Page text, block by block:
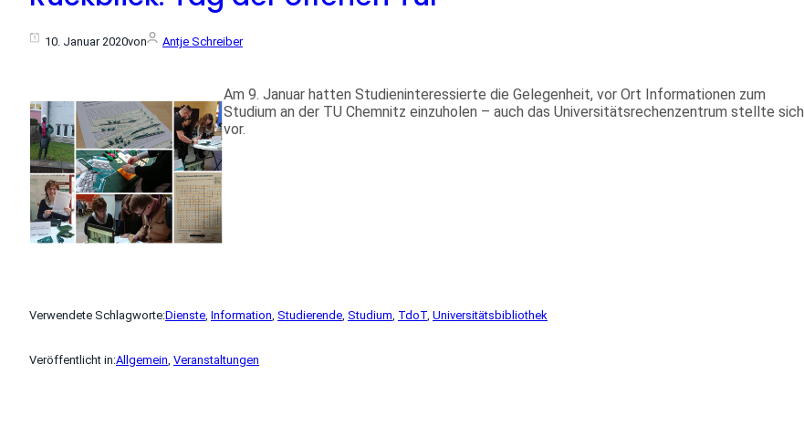
10. Januar 2020von Antje Schreiber
Am 9. Januar hatten Studieninteressierte die Gelegenheit, vor Ort Informationen zum
Studium an der TU Chemnitz einzuholen – auch das Universitätsrechenzentrum stellte sich
vor.
Verwendete Schlagworte:Dienste Information Studierende Studium TdoT Universitätsbibliothek
Veröffentlicht in:Allgemein Veranstaltungen